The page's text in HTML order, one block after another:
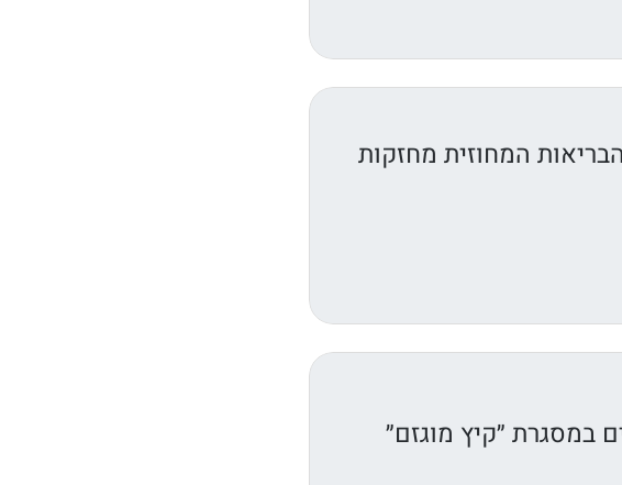
המחוזית מחזקות
במסגרת ״קיץ מוגזם״